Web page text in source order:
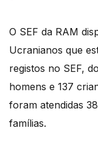
O SEF da RAM
Ucranianos que
registos no SEF,
homens e 137
foram atendidas
famílias.